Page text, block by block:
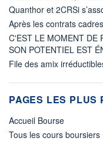
Quanthor et 2CRSi
Après les contrats
C'EST LE MOMENT DE
SON POTENTIEL EST
File des amix
PAGES LES PLUS
Accueil Bourse
Tous les cours boursiers